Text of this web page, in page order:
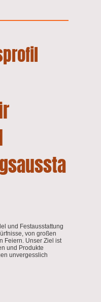
und Festausstattung
von großen
Feiern. Unser Ziel ist
und Produkte
unvergesslich